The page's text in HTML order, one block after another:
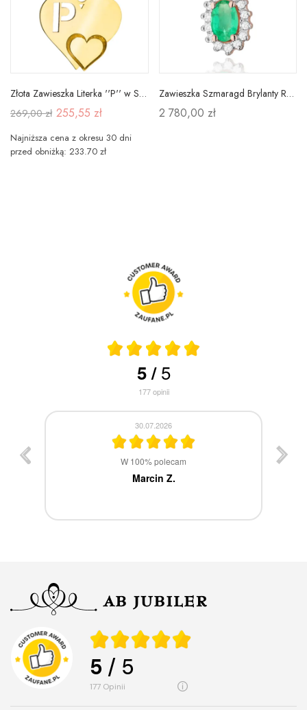
Złota Zawieszka Literka ''P'' w Sercu 585
269,00 zł 255,55 zł
Najniższa cena z okresu 30 dni
przed obniżką: 233.70 zł
Zawieszka Szmaragd Brylanty Różowe Złoto Próba 585
2 780,00 zł
5/5
177opinii
30.07.2026
W 100% polecam
Marcin Z.
5 / 5
177 opinii